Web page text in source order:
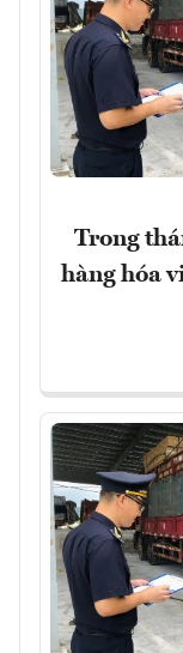
Trong
hàng hóa